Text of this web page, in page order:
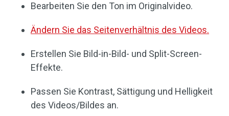
Bearbeiten Sie den Ton im Originalvideo.
Ändern Sie das Seitenverhältnis des Videos.
Erstellen Sie Bild-in-Bild- und Split-Screen-
Effekte.
Passen Sie Kontrast, Sättigung und Helligkeit
des Videos/Bildes an.